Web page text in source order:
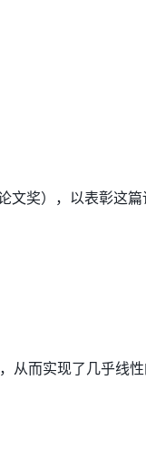
文奖），以表彰这
而实现了几乎线性